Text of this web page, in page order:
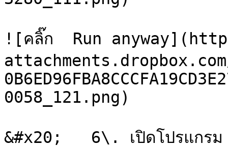
![คลิ๊ก  Run
attachments.dropbox.com/
0058_121.png)
&#x20;   6\. เปิดโปรแกร